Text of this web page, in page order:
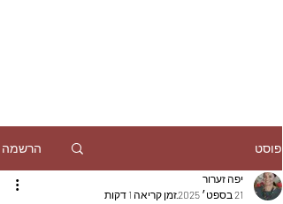
פוסט הרשמה
יפה זערור
21 בספט׳ 2025
זמן קריאה 1 דקות